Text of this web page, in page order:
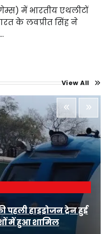
में भारतीय एथलीटों
के लवप्रीत सिंह ने
View All
पहली हाइड्रोजन ट्रेन हुई
में हुआ शामिल